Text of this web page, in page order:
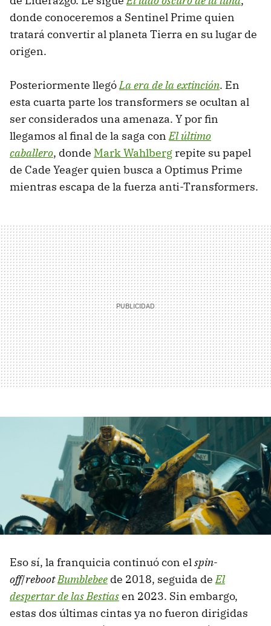
donde conoceremos a Sentinel Prime quien
tratará convertir al planeta Tierra en su lugar de
origen.
Posteriormente llegóLa era de la extinción. En
esta cuarta parte los transformers se ocultan al
ser considerados una amenaza. Y por fin
llegamos al final de la saga conEl último
caballero, donde Mark Wahlberg repite su papel
de Cade Yeager quien busca a Optimus Prime
mientras escapa de la fuerza anti-Transformers.
Eso sí, la franquicia continuó con el spin-
off/reboot Bumblebee de 2018, seguida de El
despertar de las Bestiasen 2023. Sin embargo,
estas dos últimas cintas ya no fueron dirigidas